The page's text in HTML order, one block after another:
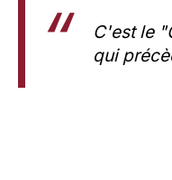
C'est le
qui